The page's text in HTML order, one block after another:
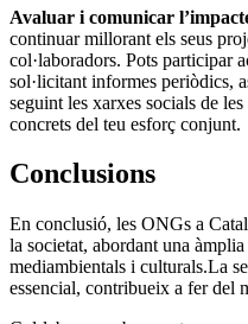
Avaluar i comunicar
continuar millorant els seus‍
col·laboradors. Pots participar
sol·licitant informes periòdics,⁣
seguint les xarxes ⁤socials de
concrets ⁣del⁤ teu esforç conjunt.
Conclusions
En conclusió, les ONGs a
la societat, abordant una
mediambientals i culturals.La
essencial, contribueix⁣ a ‍fer del